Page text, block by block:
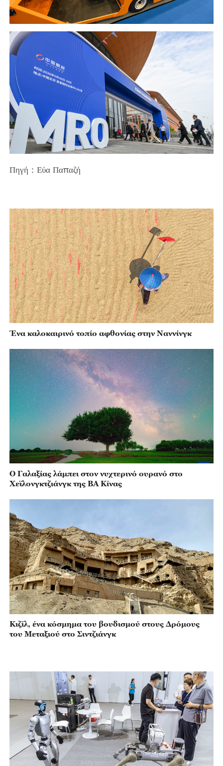
Πηγή：Εύα Παπαζή
Ένα καλοκαιρινό τοπίο αφθονίας στην Ναννίνγκ
Ο Γαλαξίας λάμπει στον νυχτερινό ουρανό στο
Χεϊλονγκτζιάνγκ της ΒΑ Κίνας
Κιζίλ, ένα κόσμημα του βουδισμού στους Δρόμους
του Μεταξιού στο Σιντζιάνγκ